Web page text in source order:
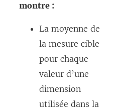
montre :
La moyenne de
la mesure cible
pour chaque
valeur d’une
dimension
utilisée dans la